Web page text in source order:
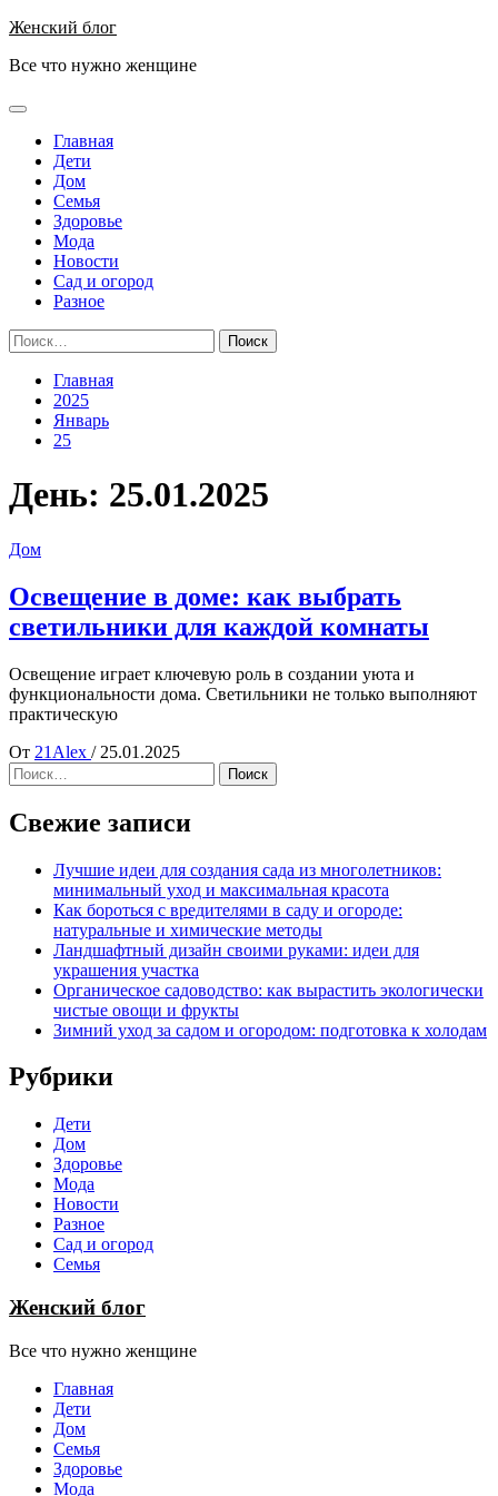
Перейти
содержимому
Женский блог
Все что нужно женщине
Основное
Главная
Дети
Дом
Семья
Здоровье
Мода
Новости
Сад и огород
Разное
Найти:
Главная
2025
Январь
25
День: 25.01.2025
Дом
Освещение в доме: как выбрать
светильники для каждой комнаты
Освещение играет ключевую роль в создании уюта и
функциональности дома. Светильники не только выполняют
практическую
От 21Alex / 25.01.2025
Найти:
Свежие записи
Лучшие идеи для создания сада из многолетников:
минимальный уход и максимальная красота
Как бороться с вредителями в саду и огороде:
натуральные и химические методы
Ландшафтный дизайн своими руками: идеи для
украшения участка
Органическое садоводство: как вырастить экологически
чистые овощи и фрукты
Зимний уход за садом и огородом: подготовка к холодам
Рубрики
Дети
Дом
Здоровье
Мода
Новости
Разное
Сад и огород
Семья
Женский блог
Все что нужно женщине
Главная
Дети
Дом
Семья
Здоровье
Мода